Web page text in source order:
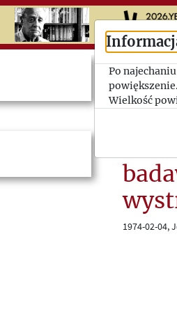
ale
1974-02-04,
Po
powiększenie.
Wielkość